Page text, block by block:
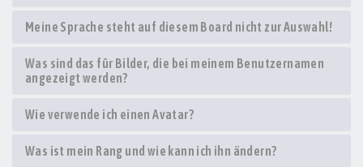
Meine Sprache steht auf diesem Board nicht zur Auswahl!
Was sind das für Bilder, die bei meinem Benutzernamen
angezeigt werden?
Wie verwende ich einen Avatar?
Was ist mein Rang und wie kann ich ihn ändern?